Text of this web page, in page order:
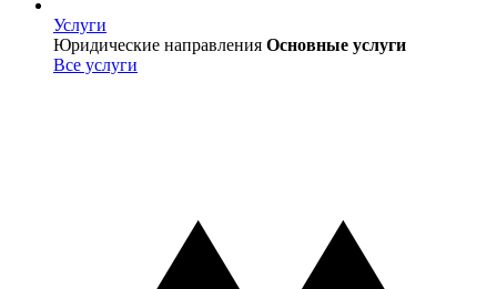
Услуги
Услуги
Юридические направления Основные услуги
Все услуги